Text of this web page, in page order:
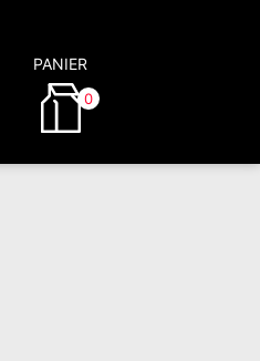
PANIER
0